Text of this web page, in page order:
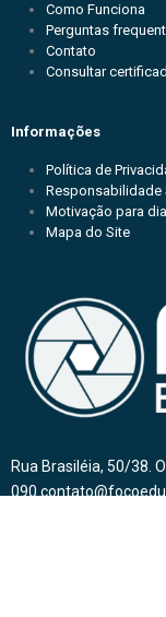
Como Funciona
Perguntas
Contato
Consultar
Informações
Política de
Responsabilidade
Motivação para
Mapa do Site
Rua Brasiléia, 50/38.
090